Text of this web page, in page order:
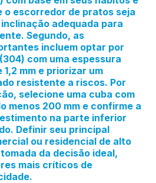
o escorredor de pratos seja
adequada para
Segundo, as
incluem optar por
com uma espessura
mm e priorizar um
resistente a riscos. Por
selecione uma cuba com
menos 200 mm e confirme a
na parte inferior
Definir seu principal
ou residencial de alto
da decisão ideal,
mais críticos de